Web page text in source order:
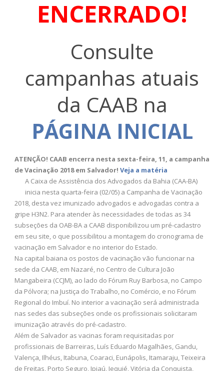
ENCERRADO!
Consulte
campanhas atuais
da CAAB na
PÁGINA INICIAL
ATENÇÃO! CAAB encerra nesta sexta-feira, 11, a campanha
de Vacinação 2018 em Salvador! Veja a matéria
A Caixa de Assistência dos Advogados da Bahia (CAA-BA)
inicia nesta quarta-feira (02/05) a Campanha de Vacinação
2018, desta vez imunizado advogados e advogadas contra a
gripe H3N2. Para atender às necessidades de todas as 34
subseções da OAB-BA a CAAB disponibilizou um pré-cadastro
em seu site, o que possibilitou a montagem do cronograma de
vacinação em Salvador e no interior do Estado.
Na capital baiana os postos de vacinação vão funcionar na
sede da CAAB, em Nazaré, no Centro de Cultura João
Mangabeira (CCJM), ao lado do Fórum Ruy Barbosa, no Campo
da Pólvora; na Justiça do Trabalho, no Comércio, e no Fórum
Regional do Imbuí. No interior a vacinação será administrada
nas sedes das subseções onde os profissionais solicitaram
imunização através do pré-cadastro.
Além de Salvador as vacinas foram requisitadas por
profissionais de Barreiras, Luís Eduardo Magalhães, Gandu,
Valença, Ilhéus, Itabuna, Coaraci, Eunápolis, Itamaraju, Teixeira
de Freitas, Porto Seguro, Ipiaú, Jequié, Vitória da Conquista,